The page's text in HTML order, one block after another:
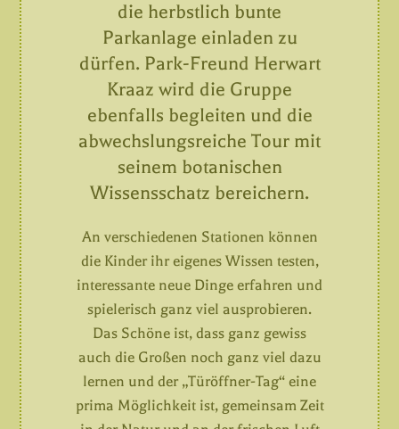
die herbstlich bunte
Parkanlage einladen zu
dürfen. Park-Freund Herwart
Kraaz wird die Gruppe
ebenfalls begleiten und die
abwechslungsreiche Tour mit
seinem botanischen
Wissensschatz bereichern.
An verschiedenen Stationen können
die Kinder ihr eigenes Wissen testen,
interessante neue Dinge erfahren und
spielerisch ganz viel ausprobieren.
Das Schöne ist, dass ganz gewiss
auch die Großen noch ganz viel dazu
lernen und der „Türöffner-Tag“ eine
prima Möglichkeit ist, gemeinsam Zeit